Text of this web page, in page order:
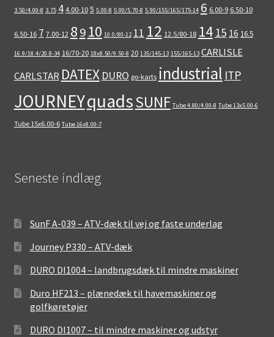
3.50/4.00-8 3.75 4 4.00-10 5 5.00-8 5.00/5.70-8 5.90/155/165/175-14 6 6.00-9 6.50-10
6.50-16 7 7.00-12 89 10 10.0/80-12 11 12 12.5/80-18 14 15 16 16.5
16.9/18.4/20.8-34 16/70-20 18x8.50/9.50-8 20 135/145-13 155/165-13 CARLISLE
CARLSTAR DATEX DURO go-karts industrial ITP
JOURNEYquadsSUNF Tube 4.80/4.00-8 Tube 13x5.00-6
Tube 15x6.00-6 Tube 16x8.00-7
Seneste indlæg
SunF A-039 – ATV-dæk til vej og faste underlag
Journey P330 – ATV-dæk
DURO DI1004 – landbrugsdæk til mindre maskiner
Duro HF213 – plænedæk til havemaskiner og
golfkøretøjer
DURO DI1007 – til mindre maskiner og udstyr